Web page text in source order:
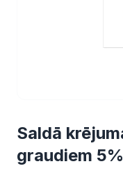
Saldā
graudiem